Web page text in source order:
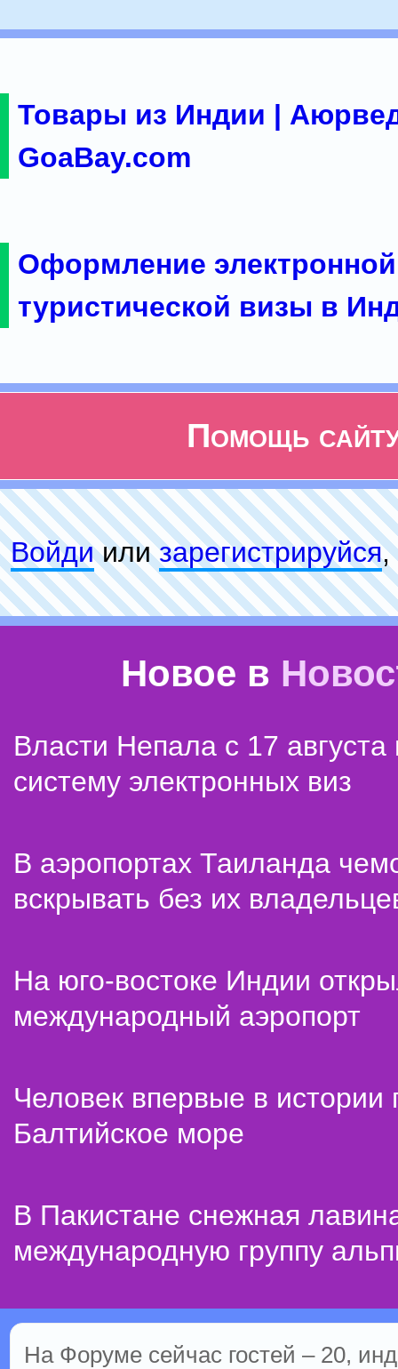
Товары из Индии |
GoaBay.com
Оформление электронной
туристической визы в
Помощь
Войдиилизарeгиcтpируйся,
Новое в
Власти Непала с 17 августа
систему электронных виз
В аэропортах Таиланда
вскрывать без их
На юго-востоке Индии
международный аэропорт
Человек впервые в истории
Балтийское море
В Пакистане снежная
международную группу
На Форуме сейчас гостей – 20,